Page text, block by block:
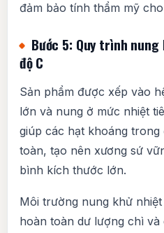
đảm bảo tính thẩm mỹ
Bước 5: Quy trình
độ C
Sản phẩm được xếp vào
lớn và nung ở mức nhiệt
giúp các hạt khoáng
toàn, tạo nên xương sứ
bình kích thước lớn.
Môi trường nung khử
hoàn toàn dư lượng chì và